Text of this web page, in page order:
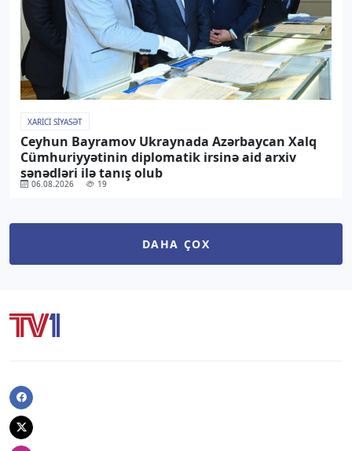
XARICI SIYASƏT
Ceyhun Bayramov Ukraynada Azərbaycan Xalq
Cümhuriyyətinin diplomatik irsinə aid arxiv
sənədləri ilə tanış olub
06.08.2026 19
DAHA ÇOX
Facebook
Twitter